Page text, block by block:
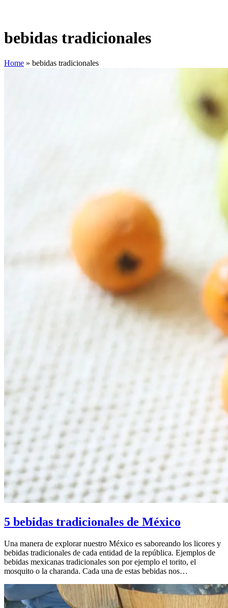
bebidas tradicionales
Home » bebidas tradicionales
5 bebidas tradicionales de México
Una manera de explorar nuestro México es saboreando los licores y
bebidas tradicionales de cada entidad de la república. Ejemplos de
bebidas mexicanas tradicionales son por ejemplo el torito, el
mosquito o la charanda. Cada una de estas bebidas nos…